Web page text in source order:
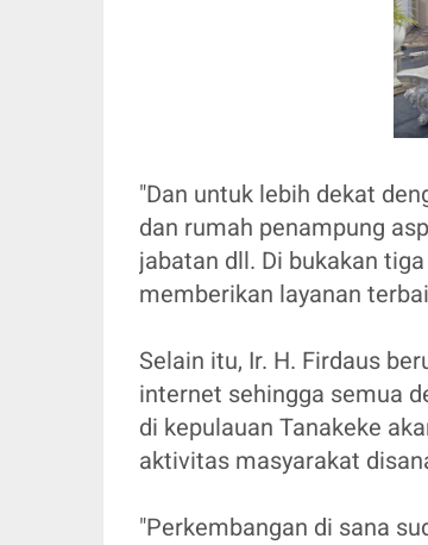
"Dan untuk lebih dekat
dan rumah penampung
jabatan dll. Di bukakan
memberikan layanan
Selain itu, Ir. H. Firdaus
internet sehingga semua
di kepulauan Tanakeke
aktivitas masyarakat
"Perkembangan di sana